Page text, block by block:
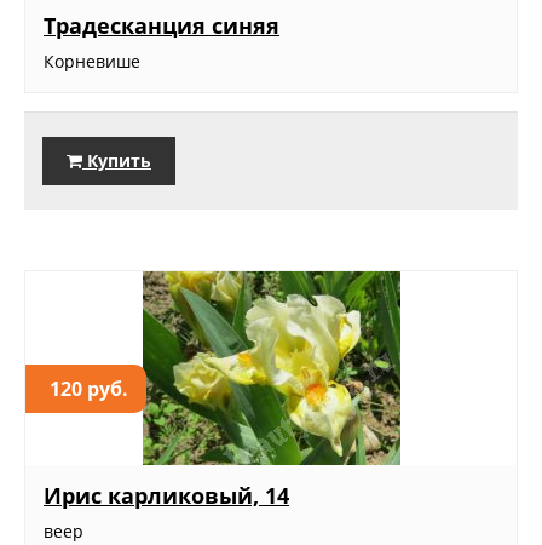
Традесканция синяя
Корневише
Купить
120 руб.
Ирис карликовый, 14
веер